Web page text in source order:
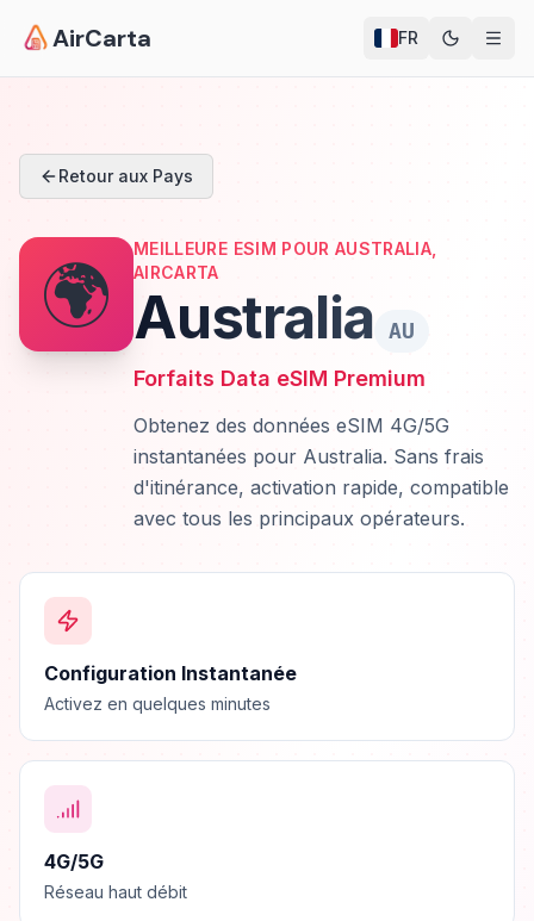
AirCarta FR
Retour aux Pays
🌍
MEILLEURE ESIM POUR AUSTRALIA,
AIRCARTA
Australia
AU
Forfaits Data eSIM Premium
Obtenez des données eSIM 4G/5G
instantanées pour Australia. Sans frais
d'itinérance, activation rapide, compatible
avec tous les principaux opérateurs.
Configuration Instantanée
Activez en quelques minutes
4G/5G
Réseau haut débit